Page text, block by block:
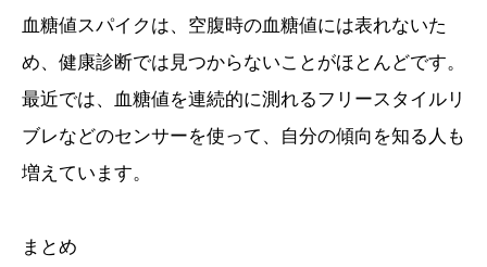
血糖値スパイクは、空腹時の血糖値には表れないた
め、健康診断では見つからないことがほとんどです。
最近では、血糖値を連続的に測れるフリースタイルリ
ブレなどのセンサーを使って、自分の傾向を知る人も
増えています。
まとめ